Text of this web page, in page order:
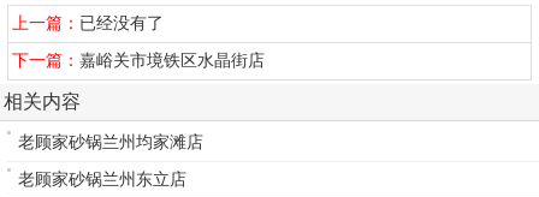
上一篇： 已经没有了
下一篇：嘉峪关市境铁区水晶街店
相关内容
老顾家砂锅兰州均家滩店
老顾家砂锅兰州东立店